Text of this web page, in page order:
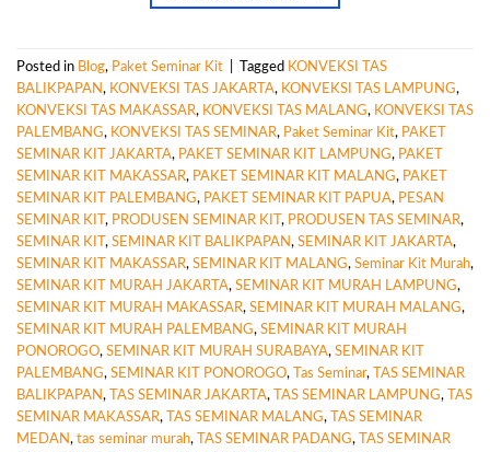
Posted in Blog, Paket Seminar Kit Tagged KONVEKSI TAS
BALIKPAPAN, KONVEKSI TAS JAKARTA, KONVEKSI TAS LAMPUNG,
KONVEKSI TAS MAKASSAR, KONVEKSI TAS MALANG, KONVEKSI TAS
PALEMBANG, KONVEKSI TAS SEMINAR, Paket Seminar Kit, PAKET
SEMINAR KIT JAKARTA, PAKET SEMINAR KIT LAMPUNG, PAKET
SEMINAR KIT MAKASSAR, PAKET SEMINAR KIT MALANG, PAKET
SEMINAR KIT PALEMBANG, PAKET SEMINAR KIT PAPUA, PESAN
SEMINAR KIT , PRODUSEN SEMINAR KIT , PRODUSEN TAS SEMINAR,
SEMINAR KIT , SEMINAR KIT BALIKPAPAN, SEMINAR KIT JAKARTA,
SEMINAR KIT MAKASSAR, SEMINAR KIT MALANG, Seminar Kit Murah,
SEMINAR KIT MURAH JAKARTA, SEMINAR KIT MURAH LAMPUNG,
SEMINAR KIT MURAH MAKASSAR, SEMINAR KIT MURAH MALANG,
SEMINAR KIT MURAH PALEMBANG, SEMINAR KIT MURAH
PONOROGO, SEMINAR KIT MURAH SURABAYA, SEMINAR KIT
PALEMBANG, SEMINAR KIT PONOROGO, Tas Seminar,
TAS SEMINAR
BALIKPAPAN, TAS SEMINAR JAKARTA, TAS SEMINAR LAMPUNG,
TAS
SEMINAR MAKASSAR, TAS SEMINAR MALANG,
TAS SEMINAR
MEDAN, tas seminar murah, TAS SEMINAR PADANG,
TAS SEMINAR